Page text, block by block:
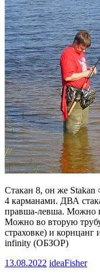
Стакан 8, он же Stakan
4 карманами. ДВА
правша-левша. Можно
Можно во вторую
страховке) и
infinity (ОБЗОР)
13.08.2022 ideaFisher